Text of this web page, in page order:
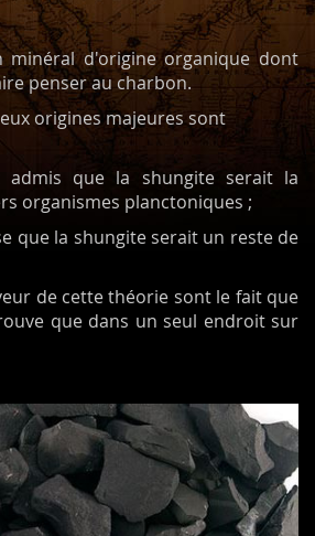
minéral d'origine organique dont
penser au charbon.
origines majeures sont
que la shungite serait la
organismes planctoniques ;
que la shungite serait un reste de
de cette théorie sont le fait que
que dans un seul endroit sur